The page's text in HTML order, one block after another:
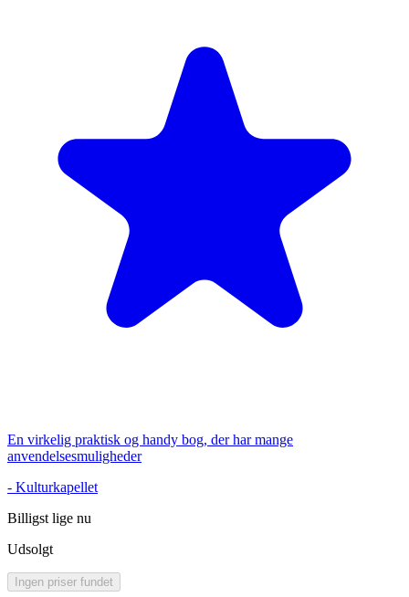
En virkelig praktisk og handy bog, der har mange
anvendelsesmuligheder
- Kulturkapellet
Billigst lige nu
Udsolgt
Ingen priser fundet